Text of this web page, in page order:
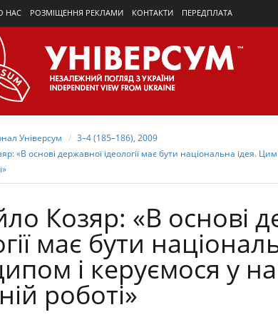
НАС РОЗМІЩЕННЯ РЕКЛАМИ КОНТАКТИ ПЕРЕДПЛАТА
Універсум
3–4 (185–186), 2009
«В основі державної ідеології має бути національна ідея.
Козяр: «В основі
має бути
і керуємося у
роботі»